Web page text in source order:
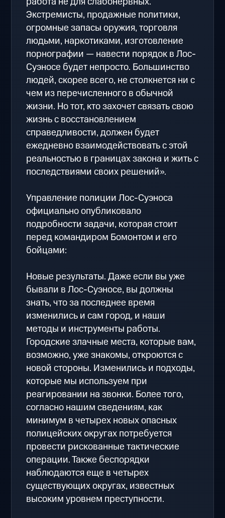
Экстремисты, продажные политики,
огромные запасы оружия, торговля
людьми, наркотиками, изготовление
порнографии — навести порядок в Лос-
Суэносе будет непросто. Большинство
людей, скорее всего, не столкнется ни с
чем из перечисленного в обычной
жизни. Но тот, кто захочет связать свою
жизнь с восстановлением
справедливости, должен будет
ежедневно взаимодействовать с этой
реальностью в границах закона и жить с
последствиями своих решений».
Управление полиции Лос-Суэноса
официально опубликовало
подробности задачи, которая стоит
перед командиром Бомонтом и его
бойцами:
Новые результаты. Даже если вы уже
бывали в Лос-Суэносе, вы должны
знать, что за последнее время
изменились и сам город, и наши
методы и инструменты работы.
Городские злачные места, которые вам,
возможно, уже знакомы, откроются с
новой стороны. Изменились и подходы,
которые мы используем при
реагировании на звонки. Более того,
согласно нашим сведениям, как
минимум в четырех новых опасных
полицейских округах потребуется
провести рискованные тактические
операции. Также беспорядки
наблюдаются еще в четырех
существующих округах, известных
высоким уровнем преступности.